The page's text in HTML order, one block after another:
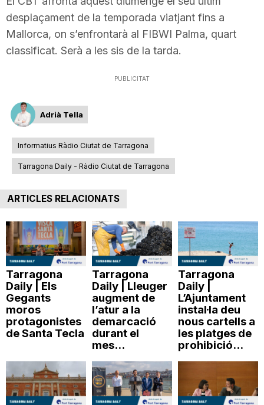
desplaçament de la temporada viatjant fins a
Mallorca, on s’enfrontarà al FIBWI Palma, quart
classificat. Serà a les sis de la tarda.
PUBLICITAT
Adrià Tella
Informatius Ràdio Ciutat de Tarragona
Tarragona Daily - Ràdio Ciutat de Tarragona
ARTICLES RELACIONATS
Tarragona
Daily | Els
Gegants
moros
protagonistes
de Santa Tecla
Tarragona
Daily | Lleuger
augment de
l’atur a la
demarcació
durant el
mes...
Tarragona
Daily |
L’Ajuntament
instal·la deu
nous cartells a
les platges de
prohibició...